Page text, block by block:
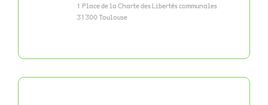
1 Place de la Charte des Libertés communales
31300 Toulouse